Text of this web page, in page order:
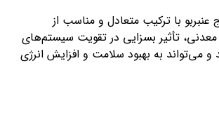
عنبربو با ترکیب متعادل و مناسب از
معدنی، تأثیر بسزایی در تقویت سیستم‌های
و می‌تواند به بهبود سلامت و افزایش انرژی